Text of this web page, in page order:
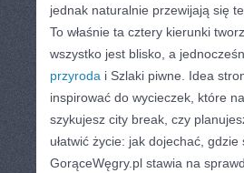
jednak naturalnie przewijają się
To właśnie ta cztery kierunki
wszystko jest blisko, a
przyroda i Szlaki piwne. Idea
inspirować do wycieczek, które
szykujesz city break, czy
ułatwić życie: jak dojechać,
GorąceWęgry.pl stawia na